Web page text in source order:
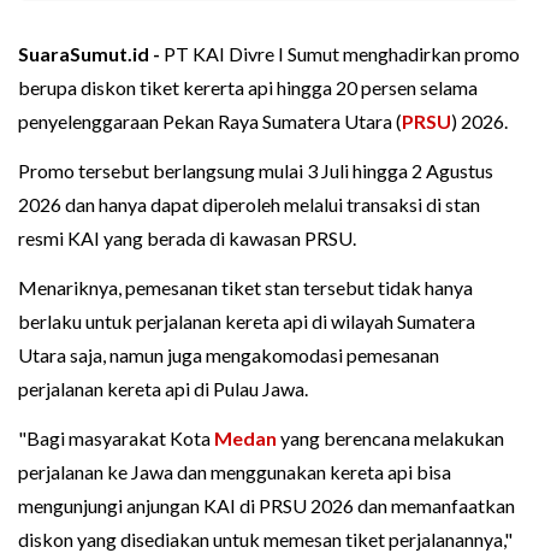
SuaraSumut.id - PT KAI Divre I Sumut menghadirkan promo
berupa diskon tiket kererta api hingga 20 persen selama
penyelenggaraan Pekan Raya Sumatera Utara (PRSU) 2026.
Promo tersebut berlangsung mulai 3 Juli hingga 2 Agustus
2026 dan hanya dapat diperoleh melalui transaksi di stan
resmi KAI yang berada di kawasan PRSU.
Menariknya, pemesanan tiket stan tersebut tidak hanya
berlaku untuk perjalanan kereta api di wilayah Sumatera
Utara saja, namun juga mengakomodasi pemesanan
perjalanan kereta api di Pulau Jawa.
"Bagi masyarakat Kota Medan yang berencana melakukan
perjalanan ke Jawa dan menggunakan kereta api bisa
mengunjungi anjungan KAI di PRSU 2026 dan memanfaatkan
diskon yang disediakan untuk memesan tiket perjalanannya,"